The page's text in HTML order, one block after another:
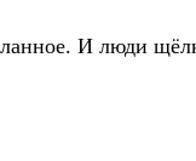
И люди